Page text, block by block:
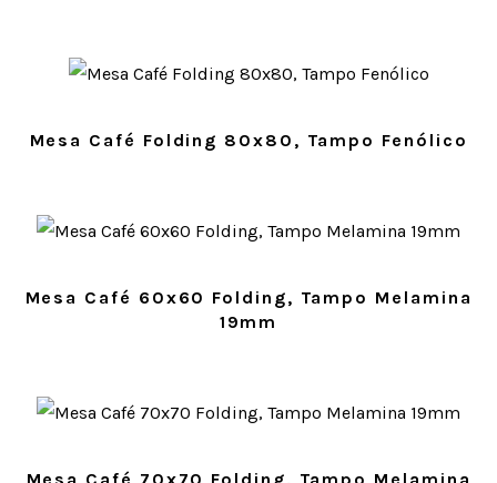
Mesa Café Folding 80x80, Tampo Fenólico
Mesa Café 60x60 Folding, Tampo Melamina
19mm